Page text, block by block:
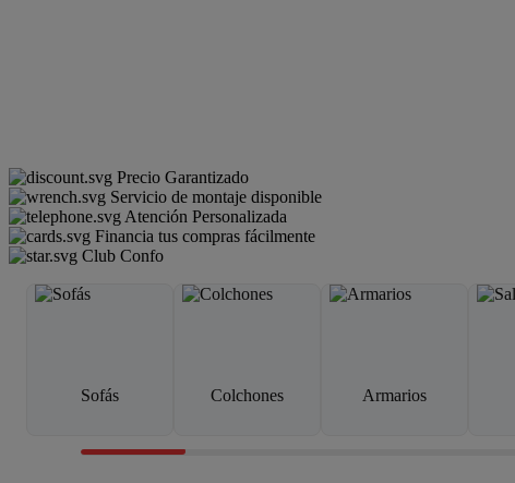
Precio Garantizado
Servicio de montaje disponible
Atención Personalizada
Financia tus compras fácilmente
Club Confo
Sofás Colchones Armarios